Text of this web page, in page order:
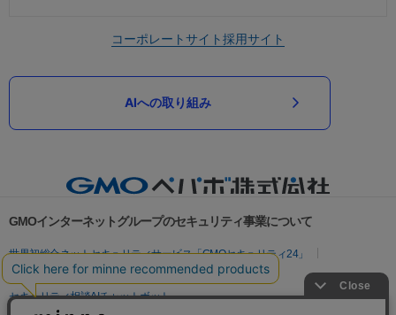
コーポレートサイト採用サイト
AIへの取り組み
GMOインターネットグループのセキュリティ事業について
世界初総合ネットセキュリティサービス「GMOセキュリティ24」
パスワード漏洩診断
Webサイトリスク診断
セキュリティ相談AIチャットボット